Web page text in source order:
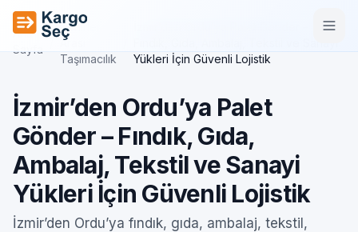
İçeriğe geç
Ana
Sayfa
Şehirler
Arası
Taşımacılık
Yükleri İçin Güvenli Lojistik
İzmir’den Ordu’ya Palet
Gönder – Fındık, Gıda,
Ambalaj, Tekstil ve Sanayi
Yükleri İçin Güvenli Lojistik
İzmir’den Ordu’ya fındık, gıda, ambalaj, tekstil,